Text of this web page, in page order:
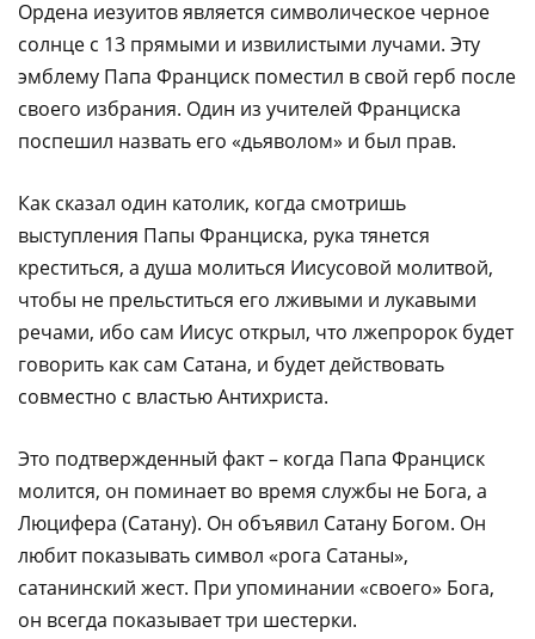
Ордена иезуитов является символическое черное
солнце с 13 прямыми и извилистыми лучами. Эту
эмблему Папа Франциск поместил в свой герб после
своего избрания. Один из учителей Франциска
поспешил назвать его «дьяволом» и был прав.
Как сказал один католик, когда смотришь
выступления Папы Франциска, рука тянется
креститься, а душа молиться Иисусовой молитвой,
чтобы не прельститься его лживыми и лукавыми
речами, ибо сам Иисус открыл, что лжепророк будет
говорить как сам Сатана, и будет действовать
совместно с властью Антихриста.
Это подтвержденный факт – когда Папа Франциск
молится, он поминает во время службы не Бога, а
Люцифера (Сатану). Он объявил Сатану Богом. Он
любит показывать символ «рога Сатаны»,
сатанинский жест. При упоминании «своего» Бога,
он всегда показывает три шестерки.